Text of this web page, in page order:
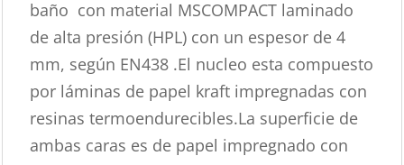
baño con material MSCOMPACT laminado
de alta presión (HPL) con un espesor de 4
mm, según EN438 .El nucleo esta compuesto
por láminas de papel kraft impregnadas con
resinas termoendurecibles.La superficie de
ambas caras es de papel impregnado con